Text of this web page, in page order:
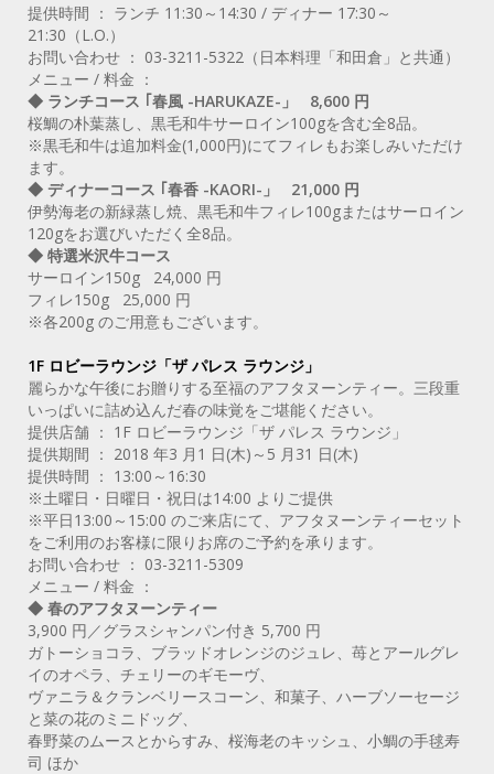
提供時間 ： ランチ 11:30～14:30 / ディナー 17:30～
21:30（L.O.）
お問い合わせ ： 03-3211-5322（日本料理「和田倉」と共通）
メニュー / 料金 ：
◆ ランチコース ｢春風 -HARUKAZE-」 8,600 円
桜鯛の朴葉蒸し、黒毛和牛サーロイン100gを含む全8品。
※黒毛和牛は追加料金(1,000円)にてフィレもお楽しみいただけ
ます。
◆ ディナーコース ｢春香 -KAORI-」 21,000 円
伊勢海老の新緑蒸し焼、黒毛和牛フィレ100gまたはサーロイン
120gをお選びいただく全8品。
◆ 特選米沢牛コース
サーロイン150g 24,000 円
フィレ150g 25,000 円
※各200g のご用意もございます。
1F ロビーラウンジ「ザ パレス ラウンジ」
麗らかな午後にお贈りする至福のアフタヌーンティー。三段重
いっぱいに詰め込んだ春の味覚をご堪能ください。
提供店舗 ： 1F ロビーラウンジ「ザ パレス ラウンジ」
提供期間 ： 2018 年3 月1 日(木)～5 月31 日(木)
提供時間 ： 13:00～16:30
※土曜日・日曜日・祝日は14:00 よりご提供
※平日13:00～15:00 のご来店にて、アフタヌーンティーセット
をご利用のお客様に限りお席のご予約を承ります。
お問い合わせ ： 03-3211-5309
メニュー / 料金 ：
◆ 春のアフタヌーンティー
3,900 円／グラスシャンパン付き 5,700 円
ガトーショコラ、ブラッドオレンジのジュレ、苺とアールグレ
イのオペラ、チェリーのギモーヴ、
ヴァニラ＆クランベリースコーン、和菓子、ハーブソーセージ
と菜の花のミニドッグ、
春野菜のムースとからすみ、桜海老のキッシュ、小鯛の手毬寿
司 ほか